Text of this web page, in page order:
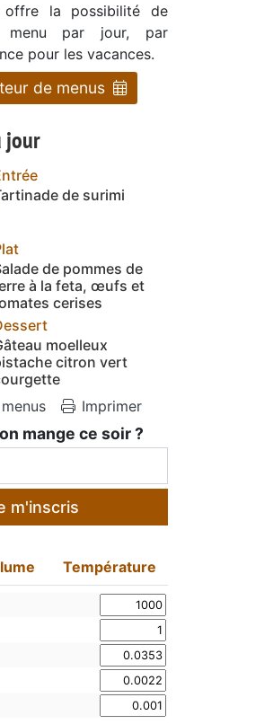
offre la possibilité de
menu par jour, par
pour les vacances.
de menus
jour
de surimi
de pommes de
à la feta, œufs et
cerises
moelleux
citron vert
Imprimer
mange ce soir ?
m'inscris
Température